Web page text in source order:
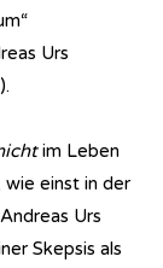
Urs
im Leben
wie einst in der
Urs
Skepsis als